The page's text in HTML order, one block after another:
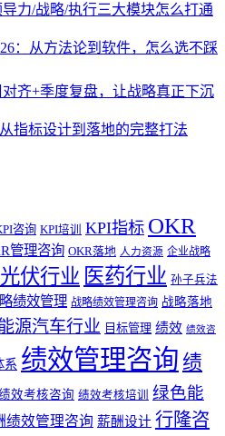
力/战略/执行三大模块怎么打通
：从方法论到软件，怎么选不踩
齐+季度复盘，让战略真正下沉
指标设计到落地的完整打法
咨询 KPI培训 KPI指标 OKR
管理咨询 OKR落地 人力资源 企业战略
光伏行业 医药行业 孙子兵法
绩效管理 战略绩效管理咨询 战略落地
源汽车行业 目标管理 绩效 绩效咨
系 绩效管理咨询 绩
效考核咨询 绩效考核培训
绿色能
绩效管理咨询 薪酬设计 行隆咨